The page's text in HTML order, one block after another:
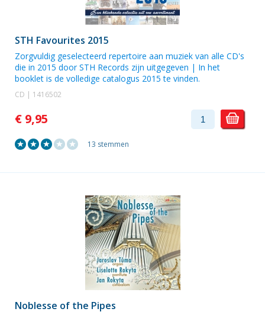
STH Favourites 2015
Zorgvuldig geselecteerd repertoire aan muziek van alle CD's
die in 2015 door STH Records zijn uitgegeven | In het
booklet is de volledige catalogus 2015 te vinden.
CD | 1416502
€ 9,95
13 stemmen
Noblesse of the Pipes